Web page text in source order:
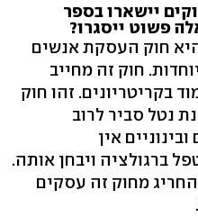
יישארו בספר
פשוט ייסגרו?
חוק העסקת אנשים
חוק זה מחייב
בקריטריונים. זהו חוק
נטל סביר לרוב
אין
ברגולציה ויבחן אותה.
מחוק זה עסקים